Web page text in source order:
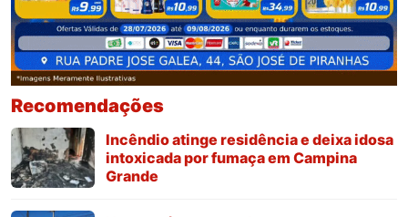
Recomendações
Incêndio atinge residência e deixa idosa
intoxicada por fumaça em Campina
Grande